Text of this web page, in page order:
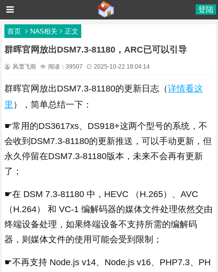
登陆
首页 NAS相关 正文
群晖官网放出DSM7.3-81180，ARC已可以引导
风雪飞雨 阅读：39507 2025-10-22 18:04:14
群晖官网放出DSM7.3-81180的更新日志（详情看这
里 ），简单总结一下：
☛常用的DS3617xs、DS918+这两个型号的系统，不
会收到DSM7.3-81180的更新推送，可以手动更新，但
永久停留在DSM7.3-81180版本，未来不会再有更新
了；
☛在 DSM 7.3-81180 中，HEVC （H.265）、AVC
（H.264） 和 VC-1 编解码器的媒体文件处理依然交由
终端设备处理，如果终端设备不支持所需的编解码
器，则媒体文件的使用可能会受到限制；
☛不再支持 Node.js v14、Node.js v16、PHP7.3、PH